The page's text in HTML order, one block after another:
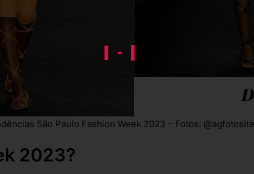
São Paulo Fashion Week 2023 – Fotos: @agfotosite
2023?